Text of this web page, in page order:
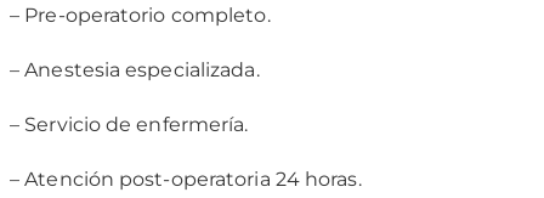
– Pre-operatorio completo.
– Anestesia especializada.
– Servicio de enfermería.
– Atención post-operatoria 24 horas.